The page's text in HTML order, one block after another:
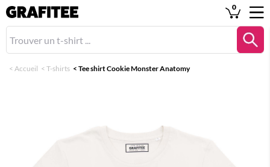
0
< Accueil < T-shirts < Tee shirt Cookie Monster Anatomy